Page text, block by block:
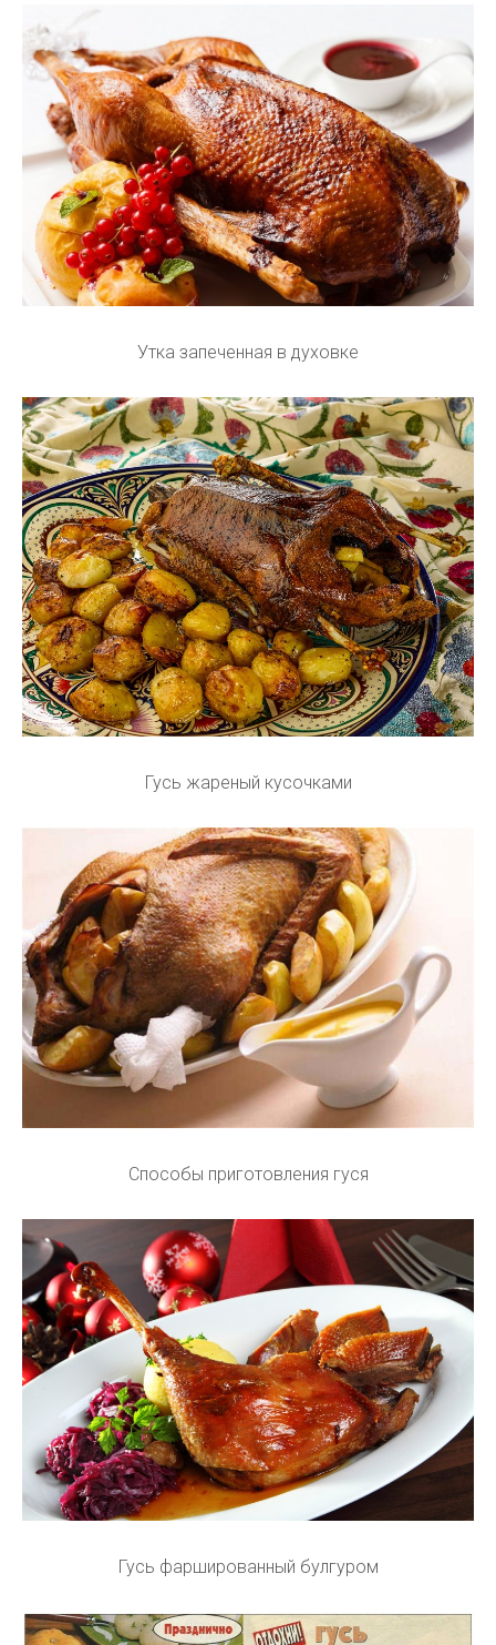
Утка запеченная в духовке
Гусь жареный кусочками
Способы приготовления гуся
Гусь фаршированный булгуром